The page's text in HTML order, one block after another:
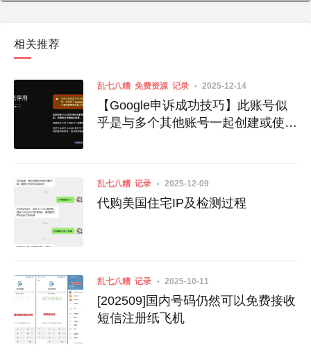
相关推荐
乱七八糟 免费资源 记录 2025-12-14
【Google申诉成功技巧】此账号似
乎是与多个其他账号一起创建或使用
乱七八糟 记录 2025-12-09
代购美国住宅IP及检测过程
乱七八糟 记录 2025-10-11
[202509]国内号码仍然可以免费接收
短信注册纸飞机